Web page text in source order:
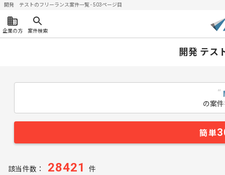
開発 テストのフリーランス案件一覧 - 503ページ目
企業の方 案件検索
開発 テス
“
の案
簡単
該当件数： 28421 件